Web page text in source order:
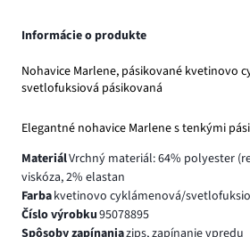
Informácie o produkte
Nohavice Marlene, pásikované kvetinovo
svetlofuksiová pásikovaná
Elegantné nohavice Marlene s tenkými
MateriálVrchný materiál: 64% polyester
viskóza, 2% elastan
Farbakvetinovo cyklámenová/
Číslo výrobku95078895
Spôsoby zapínaniazips, zapínanie vpredu